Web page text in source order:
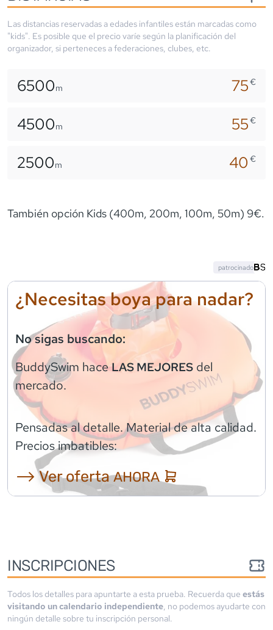
Las distancias reservadas a edades infantiles están marcadas como
"kids". Es posible que el precio varíe según la planificación del
organizador, si perteneces a federaciones, clubes, etc.
6500m 75€
4500m 55€
2500m 40€
También opción Kids (400m, 200m, 100m, 50m) 9€.
¿Necesitas boya para nadar?
No sigas buscando:
BuddySwim haceLAS MEJORES del
mercado.
Pensadas al detalle. Material de alta calidad.
Precios imbatibles:
⟶ Ver ofertaAHORA
patrocinado
INSCRIPCIONES
Todos los detalles para apuntarte a esta prueba. Recuerda que estás
visitando un calendario independiente, no podemos ayudarte con
ningún detalle sobre tu inscripción personal.